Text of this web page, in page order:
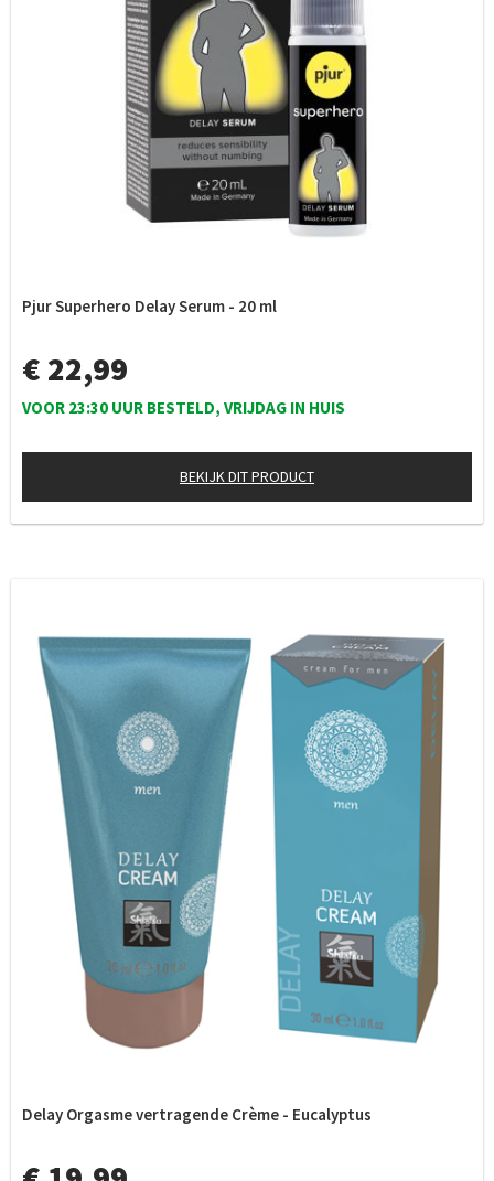
Pjur Superhero Delay Serum - 20 ml
€ 22,99
VOOR 23:30 UUR BESTELD, VRIJDAG IN HUIS
BEKIJK DIT PRODUCT
Delay Orgasme vertragende Crème - Eucalyptus